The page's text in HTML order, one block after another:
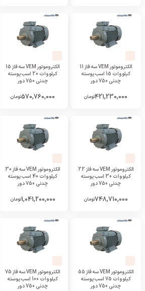
الکتروموتور VEM سه فاز 11
کیلووات 15 اسب پوسته
چدنی 750 دور
421,230,000تومان
الکتروموتور VEM سه فاز 15
کیلووات 20 اسب پوسته
چدنی 750 دور
570,760,000تومان
الکتروموتور VEM سه فاز 22
کیلووات 30 اسب پوسته
چدنی 750 دور
748,710,000تومان
الکتروموتور VEM سه فاز 30
کیلووات 40 اسب پوسته
چدنی 750 دور
1,041,200,000تومان
الکتروموتور VEM سه فاز 55
کیلووات 75 اسب پوسته
چدنی 750 دور
الکتروموتور VEM سه فاز 75
کیلووات 100 اسب پوسته
چدنی 750 دور